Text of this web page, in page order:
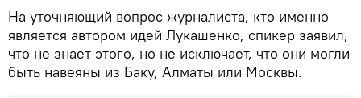
На уточняющий вопрос журналиста, кто именно
является автором идей Лукашенко, спикер заявил,
что не знает этого, но не исключает, что они могли
быть навеяны из Баку, Алматы или Москвы.